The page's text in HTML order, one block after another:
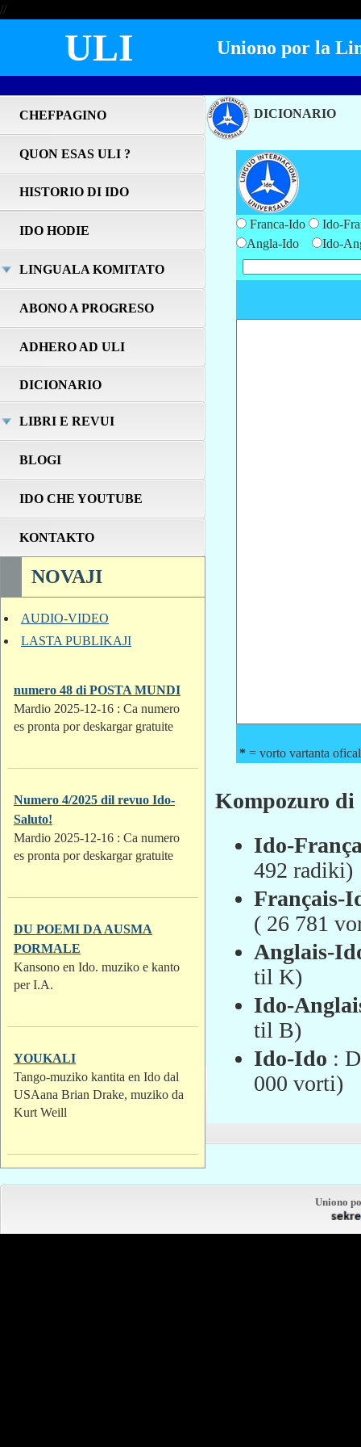
//
ULI Uniono por la
CHEFPAGINO
QUON ESAS ULI ?
HISTORIO DI IDO
IDO HODIE
LINGUALA KOMITATO
ABONO A PROGRESO
ADHERO AD ULI
DICIONARIO
LIBRI E REVUI
BLOGI
IDO CHE YOUTUBE
KONTAKTO
NOVAJI
AUDIO-VIDEO
LASTA PUBLIKAJI
numero 48 di POSTA MUNDI
Mardio 2025-12-16 : Ca numero
es pronta por deskargar gratuite
Numero 4/2025 dil revuo Ido-
Saluto!
Mardio 2025-12-16 : Ca numero
es pronta por deskargar gratuite
DU POEMI DA AUSMA
PORMALE
Kansono en Ido. muziko e kanto
per I.A.
YOUKALI
Tango-muziko kantita en Ido dal
USAana Brian Drake, muziko da
Kurt Weill
DICIONARIO
Franca-Ido
Ido-
Angla-Ido
Ido-
* = vorto vartanta
Kompozuro
Ido-
492 radiki)
Français-
( 26 781
Anglais-
til K)
Ido-
til B)
Ido-Ido :
000 vorti)
Uniono